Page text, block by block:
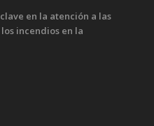
en la atención a las
incendios en la